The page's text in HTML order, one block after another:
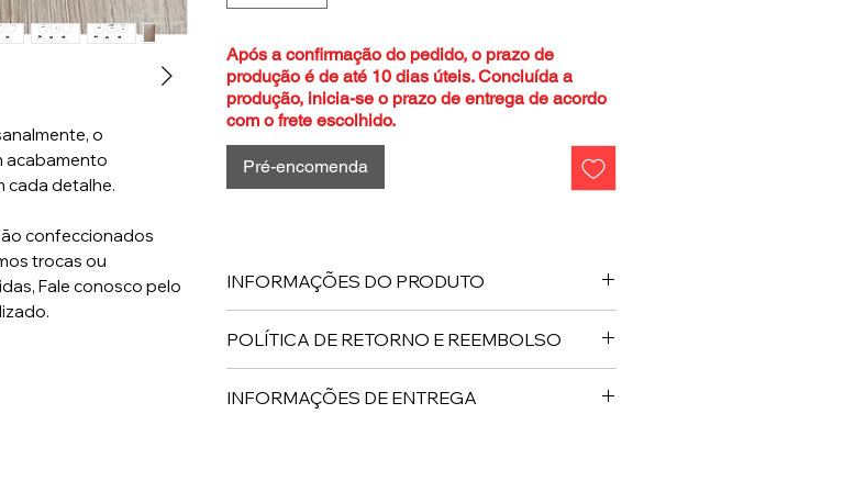
o
acabamento
cada detalhe.
confeccionados
trocas ou
Fale conosco pelo
Após a confirmação do pedido, o prazo de
produção é de até 10 dias úteis. Concluída a
produção, inicia-se o prazo de entrega de acordo
com o frete escolhido.
Pré-encomenda
INFORMAÇÕES DO PRODUTO
encomenda.
POLÍTICA DE RETORNO E REEMBOLSO
devoluções ou trocas, mediante a grandes
INFORMAÇÕES DE ENTREGA